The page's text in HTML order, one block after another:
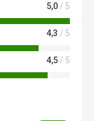
5,0 / 5
4,3 / 5
4,5 / 5